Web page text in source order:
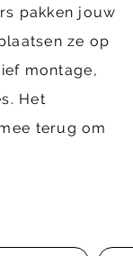
pakken jouw
ze op
montage,
Het
terug om